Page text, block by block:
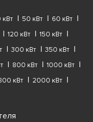
кВт 50 кВт
60 кВт
120 кВт
150 кВт
300 кВт
350 кВт
800 кВт
1000 кВт
кВт
2000 кВт